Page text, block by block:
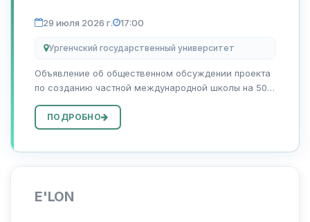
29 июля 2026 г. 17:00
Ургенчский государственный университет
Объявление об общественном обсуждении проекта
по созданию частной международной школы на 500
государственно-частного партнёрства на свободной
земельной территории академического...
ПОДРОБНО
E'LON